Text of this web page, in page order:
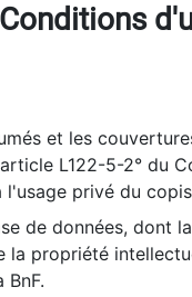
Conditions
et les
L122-5-2° du
privé du
de données, dont
la propriété